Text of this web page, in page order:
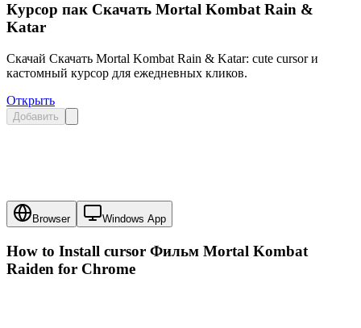
Курсор пак Скачать Mortal Kombat Rain &
Katar
Скачай Скачать Mortal Kombat Rain & Katar: cute cursor и
кастомный курсор для ежедневных кликов.
Открыть
Добавить
Browser Windows App
How to Install cursor Фильм Mortal Kombat
Raiden for Chrome